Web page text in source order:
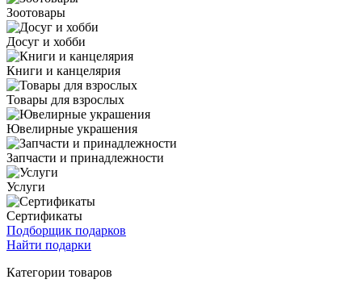
Зоотовары
Досуг и хобби
Книги и канцелярия
Товары для взрослых
Ювелирные украшения
Запчасти и принадлежности
Услуги
Сертификаты
Подборщик подарков
Найти подарки
Категории товаров